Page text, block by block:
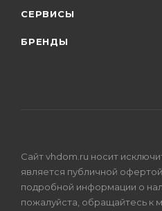
СЕРВИСЫ
БРЕНДЫ
Сайт vhdom.ru носит
является публичной
подробной информации о
пожалуйста, обращайтесь к